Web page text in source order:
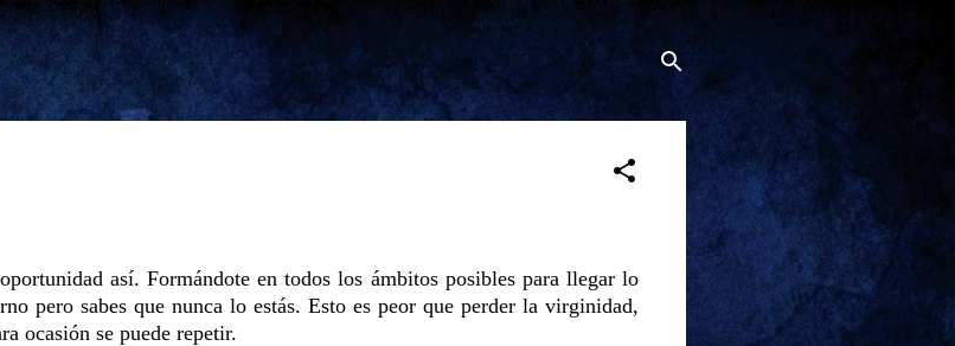
Ir al contenido principal
así. Formándote en todos los ámbitos posibles para llegar lo
pero sabes que nunca lo estás. Esto es peor que perder la virginidad,
ocasión se puede repetir.